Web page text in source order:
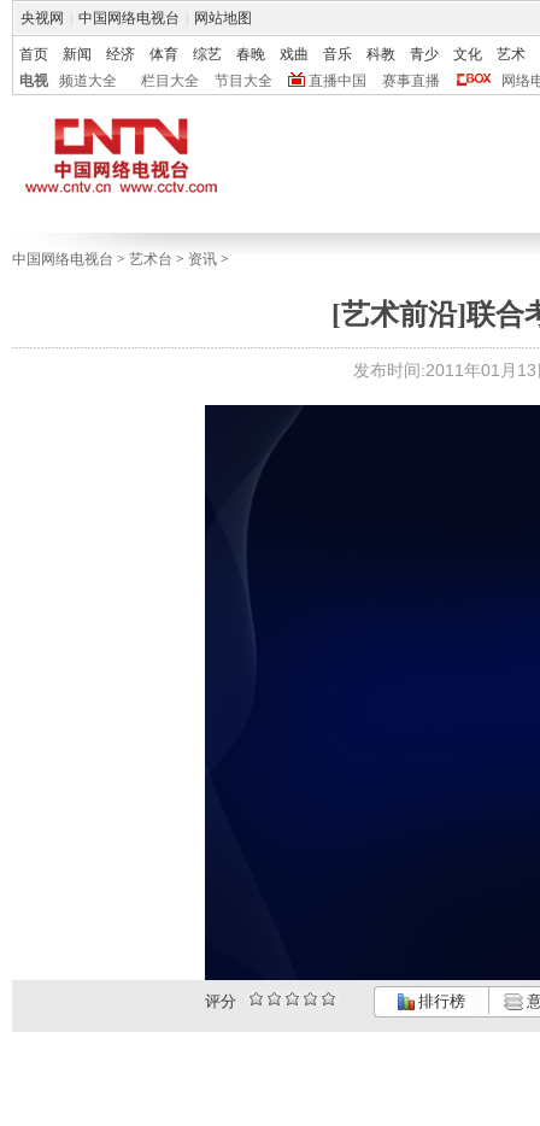
央视网 中国网络电视台 网站地图
首页 新闻 经济 体育 综艺 春晚 戏曲 音乐 科教 青少 文化
艺术
电视
频道大全 栏目大全 节目大全 直播中国 赛事直播 网络
中国网络电视台 > 艺术台 > 资讯 >
[艺术前沿]联合
发布时间:2011年01月
评分 排行榜